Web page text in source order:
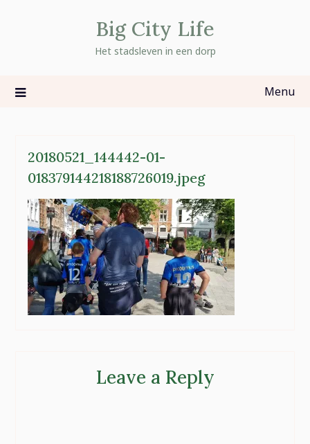
Big City Life
Het stadsleven in een dorp
Menu
20180521_144442-01-
018379144218188726019.jpeg
Leave a Reply